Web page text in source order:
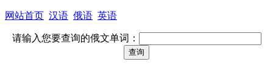
网站首页 汉语 俄语 英语
请输入您要查询的俄文单词：